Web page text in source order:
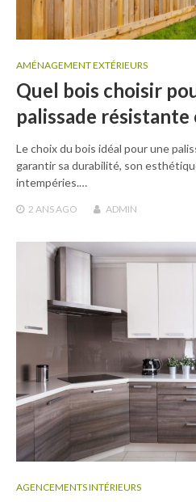
AMÉNAGEMENT EXTÉRIEURS
Quel bois choisir
palissade
Le choix du bois idéal pour une
garantir sa durabilité, son
intempéries.…
2 ANSAGO ADMIN
AGENCEMENTS INTÉRIEURS